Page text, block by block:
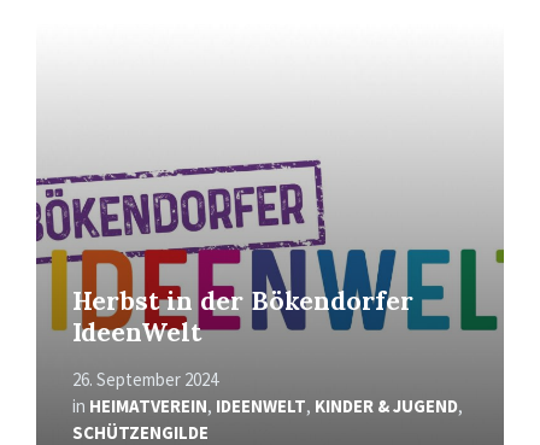
Herbst in der Bökendorfer
IdeenWelt
26. September 2024
in HEIMATVEREIN, IDEENWELT, KINDER & JUGEND,
SCHÜTZENGILDE